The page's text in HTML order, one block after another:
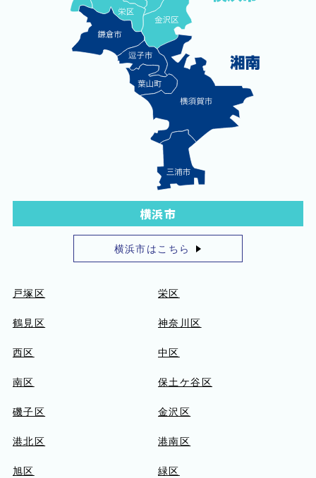
横浜市
横浜市はこちら
戸塚区 栄区
鶴見区 神奈川区
西区 中区
南区 保土ケ谷区
磯子区 金沢区
港北区 港南区
旭区 緑区